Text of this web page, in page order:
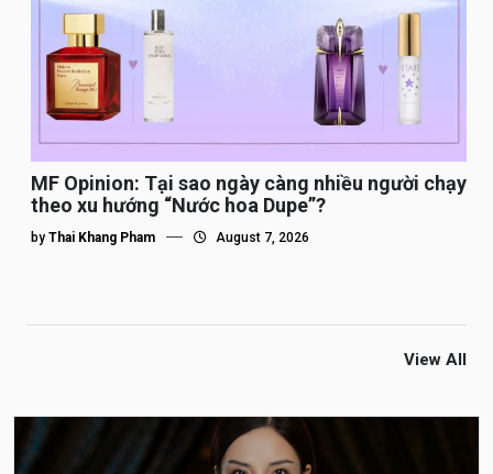
MF Opinion: Tại sao ngày càng nhiều người chạy
theo xu hướng “Nước hoa Dupe”?
by Thai Khang Pham August 7, 2026
View All